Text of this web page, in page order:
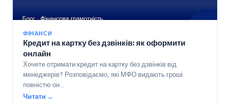
ФІНАНСИ
Кредит на картку без дзвінків: як оформити
онлайн
Хочете отримати кредит на картку без дзвінків від
менеджерів? Розповідаємо, які МФО видають гроші
повністю он…
Читати →